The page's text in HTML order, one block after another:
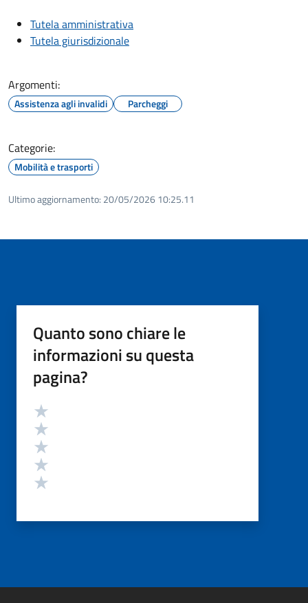
Tutela amministrativa
Tutela giurisdizionale
Argomenti:
Assistenza agli invalidi Parcheggi
Categorie:
Mobilità e trasporti
Ultimo aggiornamento: 20/05/2026 10:25.11
Quanto sono chiare le
informazioni su questa
pagina?
Valutazione